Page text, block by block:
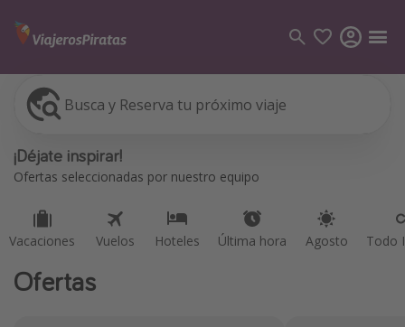
Busca y Reserva tu próximo viaje
¡Déjate inspirar!
Ofertas seleccionadas por nuestro equipo
Vacaciones Vuelos Hoteles Última hora Agosto Todo
Vacaciones
Vuelos
Viajes
Ofertas